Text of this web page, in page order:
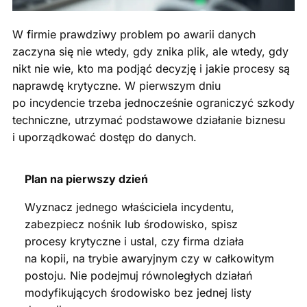
W firmie prawdziwy problem po awarii danych
zaczyna się nie wtedy, gdy znika plik, ale wtedy, gdy
nikt nie wie, kto ma podjąć decyzję i jakie procesy są
naprawdę krytyczne. W pierwszym dniu
po incydencie trzeba jednocześnie ograniczyć szkody
techniczne, utrzymać podstawowe działanie biznesu
i uporządkować dostęp do danych.
Plan na pierwszy dzień
Wyznacz jednego właściciela incydentu,
zabezpiecz nośnik lub środowisko, spisz
procesy krytyczne i ustal, czy firma działa
na kopii, na trybie awaryjnym czy w całkowitym
postoju. Nie podejmuj równoległych działań
modyfikujących środowisko bez jednej listy